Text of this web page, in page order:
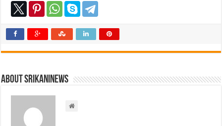
About srikaninews